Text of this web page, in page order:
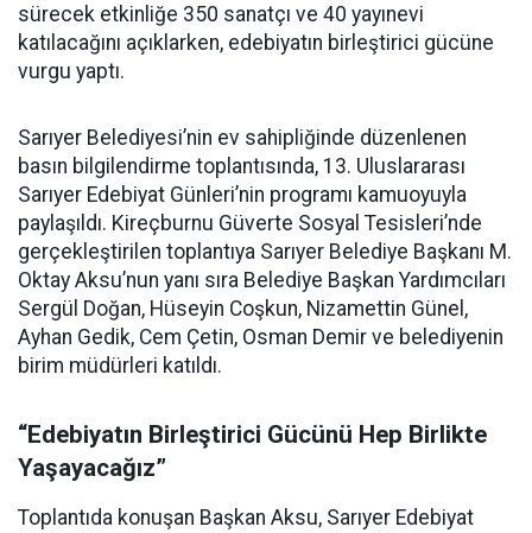
sürecek etkinliğe 350 sanatçı ve 40 yayınevi
katılacağını açıklarken, edebiyatın birleştirici gücüne
vurgu yaptı.
Sarıyer Belediyesi’nin ev sahipliğinde düzenlenen
basın bilgilendirme toplantısında, 13. Uluslararası
Sarıyer Edebiyat Günleri’nin programı kamuoyuyla
paylaşıldı. Kireçburnu Güverte Sosyal Tesisleri’nde
gerçekleştirilen toplantıya Sarıyer Belediye Başkanı M.
Oktay Aksu’nun yanı sıra Belediye Başkan Yardımcıları
Sergül Doğan, Hüseyin Coşkun, Nizamettin Günel,
Ayhan Gedik, Cem Çetin, Osman Demir ve belediyenin
birim müdürleri katıldı.
“Edebiyatın Birleştirici Gücünü Hep Birlikte
Yaşayacağız”
Toplantıda konuşan Başkan Aksu, Sarıyer Edebiyat